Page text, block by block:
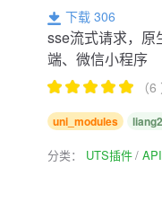
下载 306
sse流式请求，
端、微信小程序
（
uni_modules
分类： UTS插件